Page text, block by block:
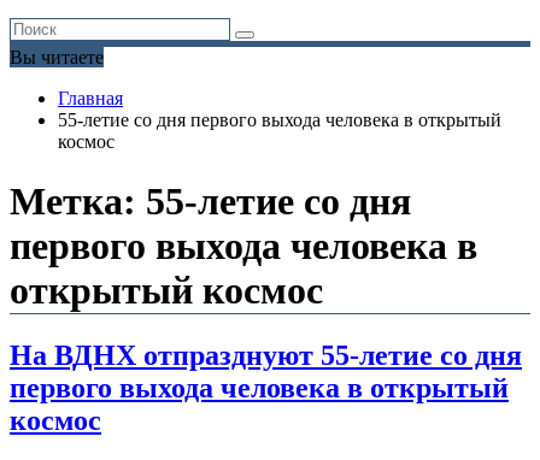
Вы читаете
Главная
55-летие со дня первого выхода человека в открытый
космос
Метка: 55-летие со дня
первого выхода человека в
открытый космос
На ВДНХ отпразднуют 55-летие со дня
первого выхода человека в открытый
космос